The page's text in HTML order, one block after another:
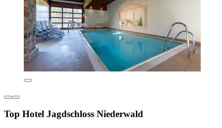
Top Hotel Jagdschloss Niederwald